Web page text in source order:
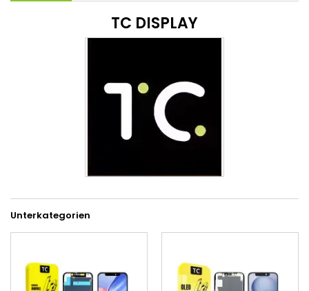
TC DISPLAY
Unterkategorien